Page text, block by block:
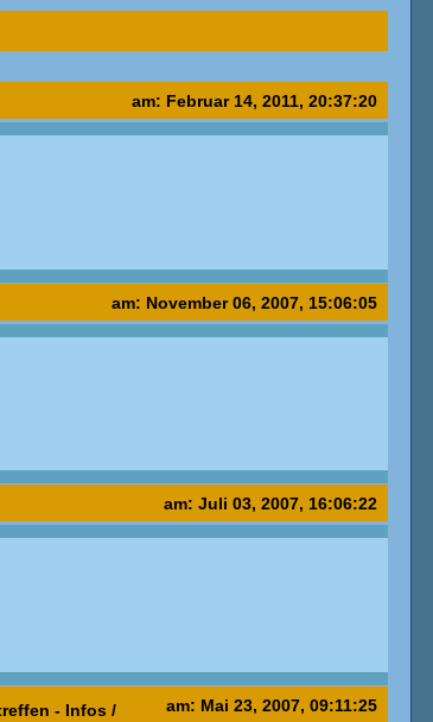
am: Februar 14, 2011, 20:37:20
am: November 06, 2007, 15:06:05
am: Juli 03, 2007, 16:06:22
am: Mai 23, 2007, 09:11:25
- Infos /